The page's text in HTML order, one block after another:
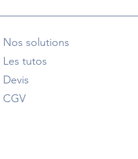
Nos solutions
Les tutos
Devis
CGV